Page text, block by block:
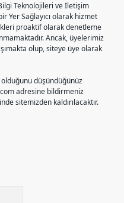
Teknolojileri ve İletişim
Yer Sağlayıcı olarak hizmet
proaktif olarak denetleme
Ancak, üyelerimiz
olup, siteye üye olarak
olduğunu düşündüğünüz
adresine bildirmeniz
sitemizden kaldırılacaktır.